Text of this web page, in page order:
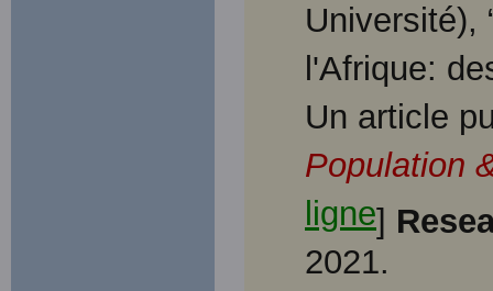
Université),
l'Afrique:
Un article
Population
ligne]
2021.